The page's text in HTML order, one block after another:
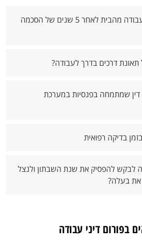
האם ניתן לבטל עבודה מהבית לאחר 5 שנים של הסכמה
תאונת דרכים בדרך לעבודה?
דין שמתמחה בפנסיות במערכת
בדיקה רפואית
לבקש להפסיק את שנת השבתון ולנצל
את בעלה?
בפורום דיני עבודה